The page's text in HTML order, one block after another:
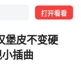
打开看看
堡皮不变硬
插曲